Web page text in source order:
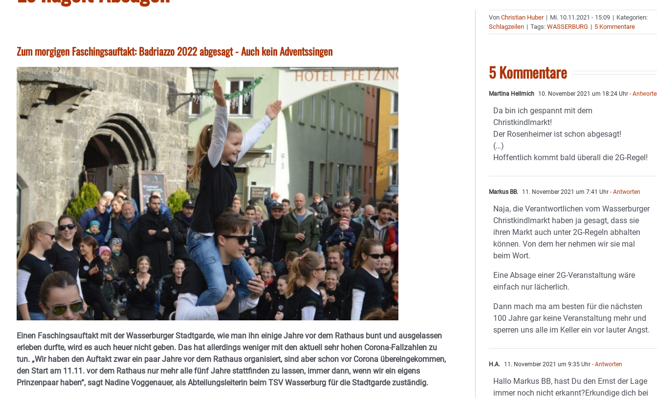
Zum morgigen Faschingsauftakt: Badriazzo 2022 abgesagt - Auch kein Adventssingen
Einen Faschingsauftakt mit der Wasserburger Stadtgarde, wie man ihn einige Jahre vor dem Rathaus bunt und ausgelassen
erleben durfte, wird es auch heuer nicht geben. Das hat allerdings weniger mit den aktuell sehr hohen Corona-Fallzahlen zu
tun. „Wir haben den Auftakt zwar ein paar Jahre vor dem Rathaus organisiert, sind aber schon vor Corona übereingekommen,
den Start am 11.11. vor dem Rathaus nur mehr alle fünf Jahre stattfinden zu lassen, immer dann, wenn wir ein eigens
Prinzenpaar haben“, sagt Nadine Voggenauer, als Abteilungsleiterin beim TSV Wasserburg für die Stadtgarde zuständig.
VonChristian Huber | Mi. 10.11.2021 - 15:09 | Kategorien:
Schlagzeilen | Tags:WASSERBURG | 5 Kommentare
5 Kommentare
Martina Hellmich 10. November 2021 um 18:24 Uhr -
Da bin ich gespannt mit dem
Christkindlmarkt!
Der Rosenheimer ist schon abgesagt!
(…)
Hoffentlich kommt bald überall die 2G-Regel!
Markus BB. 11. November 2021 um 7:41 Uhr - Antworten
Naja, die Verantwortlichen vom Wasserburger
Christkindlmarkt haben ja gesagt, dass sie
ihren Markt auch unter 2G-Regeln abhalten
können. Von dem her nehmen wir sie mal
beim Wort.
Eine Absage einer 2G-Veranstaltung wäre
einfach nur lächerlich.
Dann mach ma am besten für die nächsten
100 Jahre gar keine Veranstaltung mehr und
sperren uns alle im Keller ein vor lauter Angst.
H.A. 11. November 2021 um 9:35 Uhr - Antworten
Hallo Markus BB, hast Du den Ernst der Lage
immer noch nicht erkannt?Erkundige dich bei